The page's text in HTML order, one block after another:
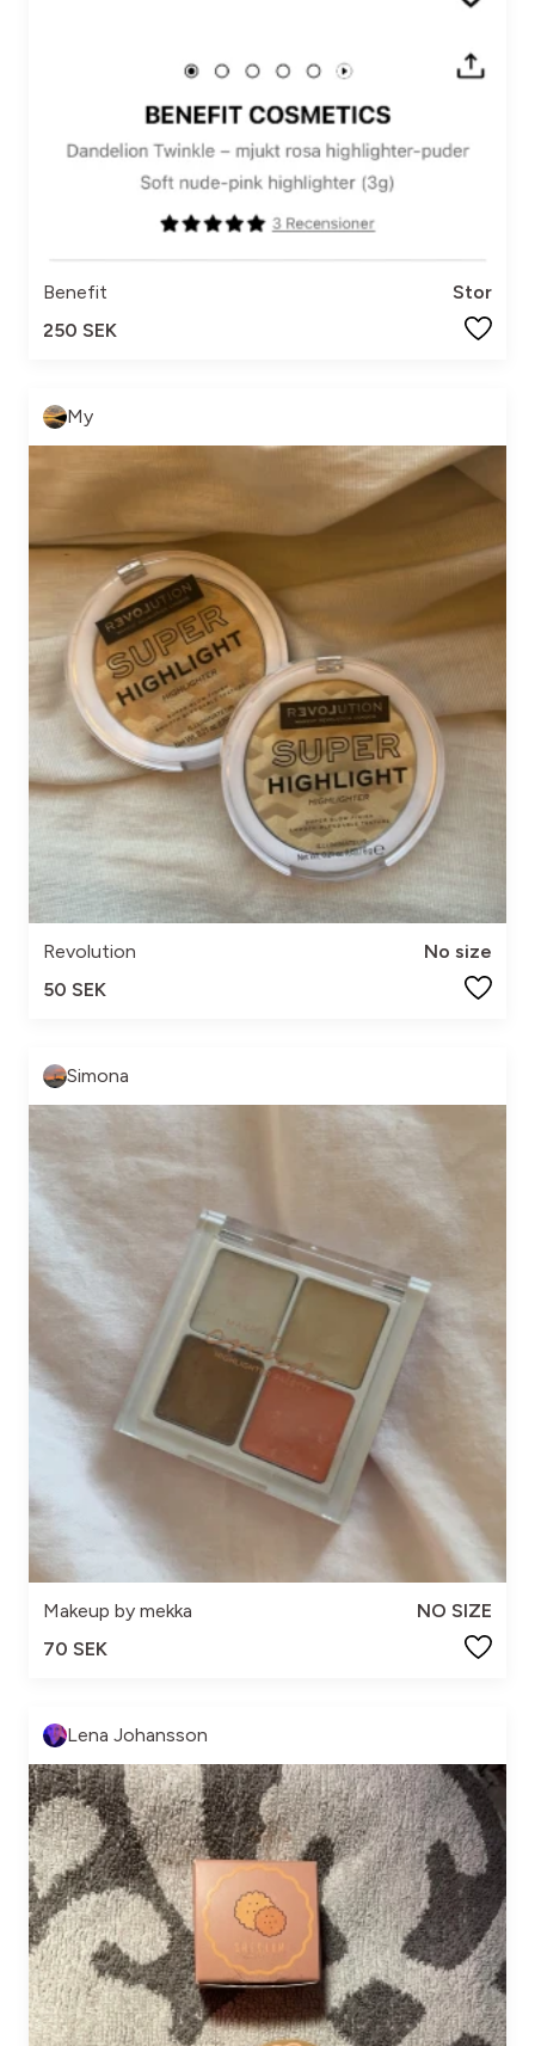
Benefit
Stor
250 SEK
My
Revolution
No size
50 SEK
Simona
Makeup by mekka
NO SIZE
70 SEK
Lena Johansson